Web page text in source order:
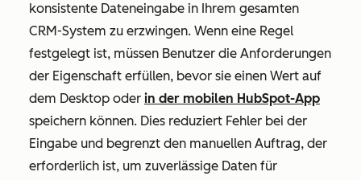
konsistente Dateneingabe in Ihrem gesamten
CRM-System zu erzwingen. Wenn eine Regel
festgelegt ist, müssen Benutzer die Anforderungen
der Eigenschaft erfüllen, bevor sie einen Wert auf
dem Desktop oder in der mobilen HubSpot-App
speichern können. Dies reduziert Fehler bei der
Eingabe und begrenzt den manuellen Auftrag, der
erforderlich ist, um zuverlässige Daten für